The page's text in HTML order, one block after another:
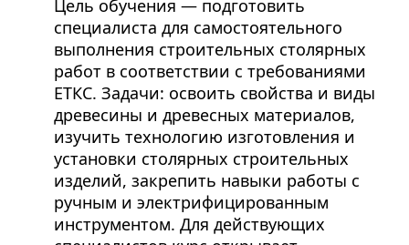
Цель обучения — подготовить
специалиста для самостоятельного
выполнения строительных столярных
работ в соответствии с требованиями
ЕТКС. Задачи: освоить свойства и виды
древесины и древесных материалов,
изучить технологию изготовления и
установки столярных строительных
изделий, закрепить навыки работы с
ручным и электрифицированным
инструментом. Для действующих